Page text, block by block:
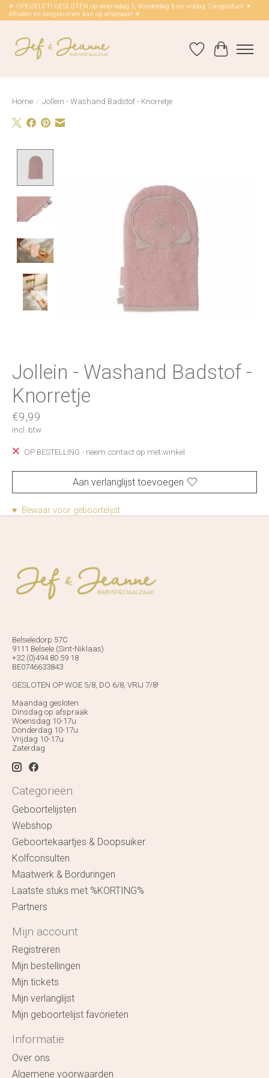
☀ OPEGELET! GESLOTEN op woensdag 5, donderdag 6 en vrijdag 7 augustus! ☀
Afhalen en langskomen kan op afspraak! ☀
Verlanglijst
Home / Jollein - Washand Badstof - Knorretje
Jollein - Washand Badstof -
Knorretje
€9,99
Incl. btw
OP BESTELLING - neem contact op met winkel
Aan verlanglijst toevoegen
♥ Bewaar voor geboortelijst
Belseledorp 57C
9111 Belsele (Sint-Niklaas)
+32 (0)494 80 59 18
BE0746633843
GESLOTEN OP WOE 5/8, DO 6/8, VRIJ 7/8!
Maandag gesloten
Dinsdag op afspraak
Woensdag 10-17u
Donderdag 10-17u
Vrijdag 10-17u
Zaterdag
Categorieën
Geboortelijsten
Webshop
Geboortekaartjes & Doopsuiker
Kolfconsulten
Maatwerk & Borduringen
Laatste stuks met %KORTING%
Partners
Mijn account
Registreren
Mijn bestellingen
Mijn tickets
Mijn verlanglijst
Mijn geboortelijst favorieten
Informatie
Over ons
Algemene voorwaarden